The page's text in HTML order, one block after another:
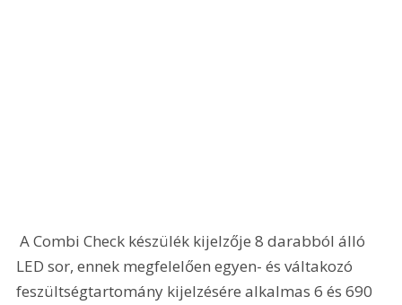
A Combi Check készülék kijelzője 8 darabból álló
LED sor, ennek megfelelően egyen- és váltakozó
feszültségtartomány kijelzésére alkalmas 6 és 690